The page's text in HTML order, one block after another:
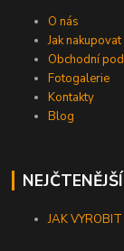
O nás
Jak nakupovat
Obchodní
Fotogalerie
Kontakty
Blog
JAK